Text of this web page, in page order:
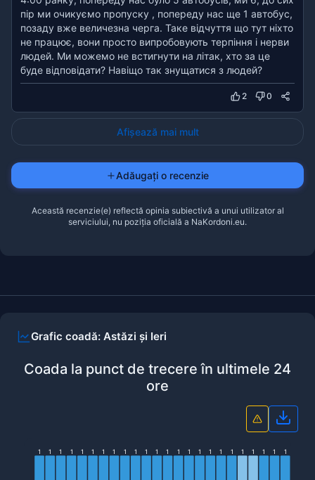
Grafic coadă: Astăzi și Ieri
Coada la punct de trecere în ultimele 24
ore
1 1 1 1 1 1 1 1 1 1 1 1 1 1 1 1 1 1 1 1 1 1 1 1
пір ми очикуємо пропуску , попереду нас ще 1 автобус,
позаду вже величезна черга. Таке відчуття що тут ніхто
не працює, вони просто випробовують терпіння і нерви
людей. Ми можемо не встигнути на літак, хто за це
буде відповідати? Навіщо так знущатися з людей?
2 0
Afișează mai mult
Adăugați o recenzie
Această recenzie(e) reflectă opinia subiectivă a unui utilizator al
serviciului, nu poziția oficială a NaKordoni.eu.